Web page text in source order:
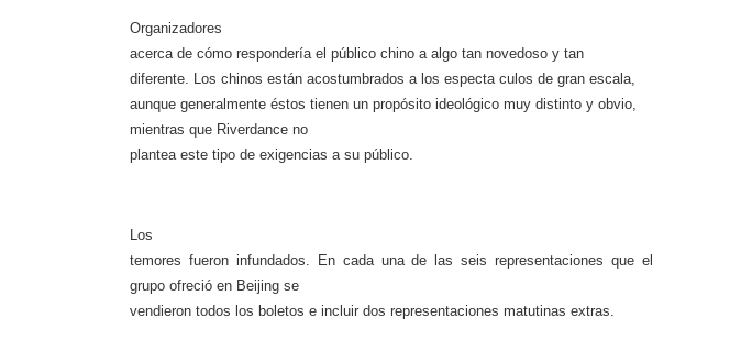
Organizadores
acerca de cómo respondería el público chino a algo tan novedoso y tan
diferente. Los chinos están acostumbrados a los especta culos de gran escala,
aunque generalmente éstos tienen un propósito ideológico muy distinto y obvio,
mientras que Riverdance no
plantea este tipo de exigencias a su público.
Los
temores fueron infundados. En cada una de las seis representaciones que el
grupo ofreció en Beijing se
vendieron todos los boletos e incluir dos representaciones matutinas extras.